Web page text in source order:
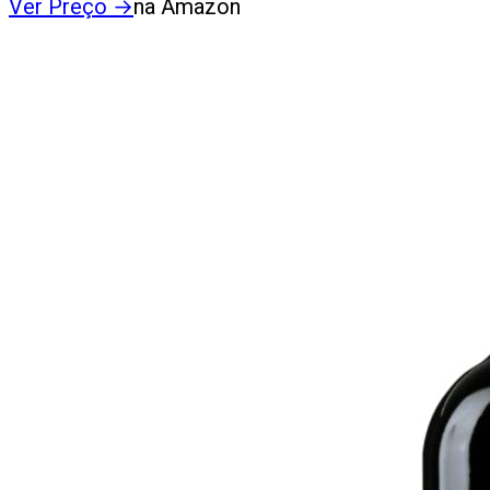
Ver Preço →na Amazon